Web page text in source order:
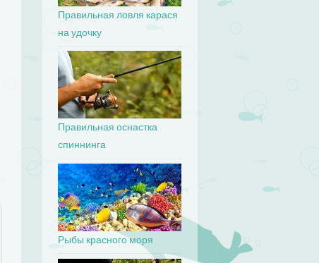
Правильная ловля карася
на удочку
Правильная оснастка
спиннинга
Рыбы красного моря